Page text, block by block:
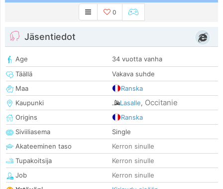
0
Jäsentiedot
Age
34 vuotta vanha
Täällä
Vakava suhde
Maa
Ranska
Kaupunki
Lasalle, Occitanie
Origins
Ranska
Siviiliasema
Single
Akateeminen taso
Kerron sinulle
Tupakoitsija
Kerron sinulle
Job
Kerron sinulle